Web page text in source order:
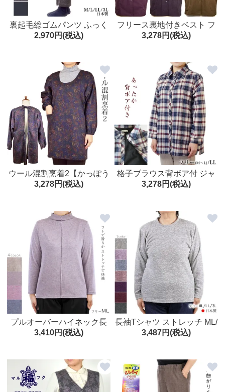
裏起毛総ゴムパンツ ふっく
らソフトM/L/LL/3L 日本製 シ
トレス
2,970円(税込)
フリース裏地付きベスト フ
リー(M～L)/LL/3L 【シニア
【おばあちゃん】【プレゼ
ント】【ボア】
3,278円(税込)
ウール混割烹着2【かっぽう
着】【冬物】
3,278円(税込)
格子ブラウス背ボア付 ジャ
ケット フリーM～L/LL 秋冬
レディース
3,278円(税込)
プルオーバーハイネック長
袖シャツ ストレッチ センタ
ーML レディース
3,410円(税込)
長袖Tシャツ ストレッチ ML/
LL/3L 日本製 春秋 シニア レ
3,487円(税込)